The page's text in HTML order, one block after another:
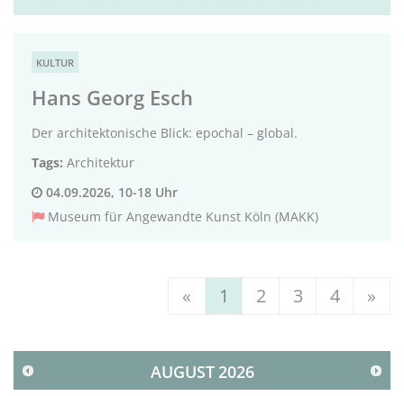
KULTUR
Hans Georg Esch
Der architektonische Blick: epochal – global.
Tags: Architektur
04.09.2026, 10-18 Uhr
Museum für Angewandte Kunst Köln (MAKK)
« 1 2 3 4 »
AUGUST 2026